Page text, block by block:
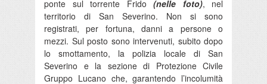
ponte sul torrente Frido (nelle foto), nel
territorio di San Severino. Non si sono
registrati, per fortuna, danni a persone o
mezzi. Sul posto sono intervenuti, subito dopo
lo smottamento, la polizia locale di San
Severino e la sezione di Protezione Civile
Gruppo Lucano che, garantendo l’incolumità